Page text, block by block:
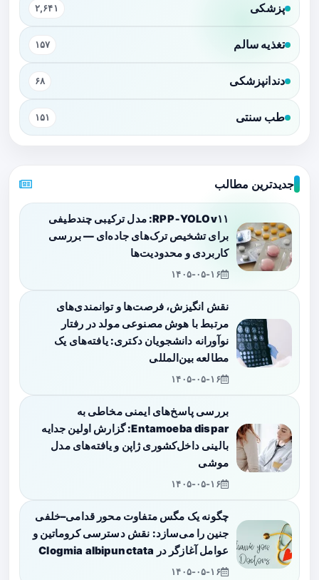
پزشکی ۲,۶۴۱
تغذیه سالم ۱۵۷
دندانپزشکی ۶۸
طب سنتی ۱۵۱
جدیدترین مطالب
RPP‑YOLOv۱۱: مدل ترکیبی چندطیفی
برای تشخیص ترک‌های جاده‌ای — بررسی
کاربردی و محدودیت‌ها
۱۴۰۵-۰۵-۱۶
نقش انگیزش، فرصت‌ها و توانمندی‌های
مرتبط با هوش مصنوعی مولد در رفتار
نوآورانه دانشجویان دکتری: یافته‌های یک
مطالعه بین‌المللی
۱۴۰۵-۰۵-۱۶
بررسی پاسخ‌های ایمنی مخاطی به
Entamoeba dispar: گزارش اولین جدایه
بالینی داخل‌کشوری ژاپن و یافته‌های مدل
موشی
۱۴۰۵-۰۵-۱۶
چگونه یک مگس متفاوت محور قدامی–خلفی
جنین را می‌سازد: نقش دسترسی کروماتین و
عوامل آغازگر در Clogmia albipunctata
۱۴۰۵-۰۵-۱۶